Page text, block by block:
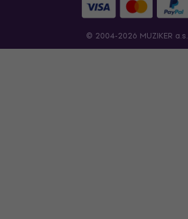
© 2004-2026 MUZIKER a.s.